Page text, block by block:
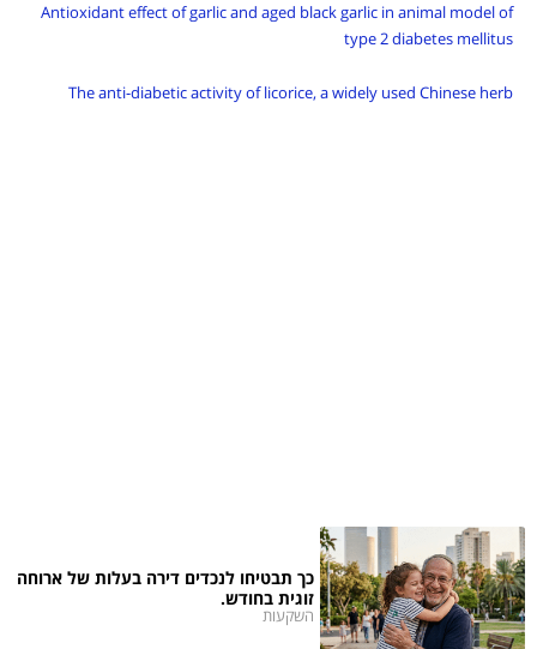
Antioxidant effect of garlic and aged black garlic in animal model of
type 2 diabetes mellitus
The anti-diabetic activity of licorice, a widely used Chinese herb
כך תבטיחו לנכדים דירה בעלות של ארוחה
זוגית בחודש.
השקעות